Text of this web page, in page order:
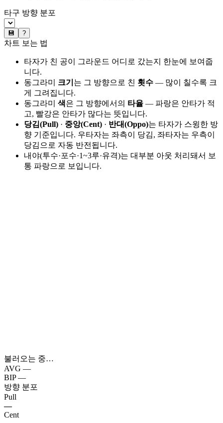
타구 방향 분포
💾 ?
차트 보는 법
타자가 친 공이 그라운드 어디로 갔는지 한눈에 보여줍
니다.
동그라미 크기 는 그 방향으로 친 횟수 — 많이 칠수록 크
게 그려집니다.
동그라미 색은 그 방향에서의 타율 — 파랑은 안타가 적
고, 빨강은 안타가 많다는 뜻입니다.
당김(Pull) · 중앙(Cent) · 반대(Oppo)는 타자가 스윙한 방
향 기준입니다. 우타자는 좌측이 당김, 좌타자는 우측이
당김으로 자동 반전됩니다.
내야(투수·포수·1~3루·유격)는 대부분 아웃 처리돼서 보
통 파랑으로 보입니다.
불러오는 중…
AVG —
BIP —
방향 분포
Pull
—
Cent